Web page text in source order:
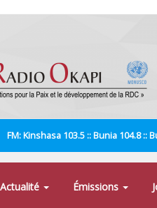
FM: Kinshasa 103.5 :: Bunia 104.8 ::
Actualité Émissions